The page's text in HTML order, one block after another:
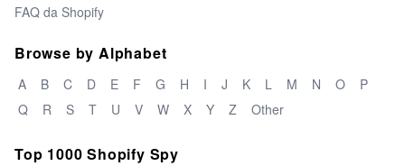
FAQ da Shopify
Browse by Alphabet
A B C D E F G H I J K L M N O
P
Q
R S T U V W X Y Z Other
Top 1000 Shopify Spy